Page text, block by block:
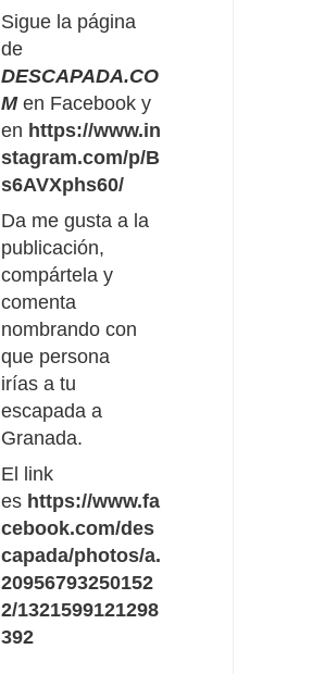
Sigue la página
de
DESCAPADA.CO
Men Facebook y
en https://www.in
stagram.com/p/B
s6AVXphs60/
Da me gusta a la
publicación,
compártela y
comenta
nombrando con
que persona
irías a tu
escapada a
Granada.
El link
es https://www.fa
cebook.com/des
capada/photos/a.
20956793250152
2/1321599121298
392